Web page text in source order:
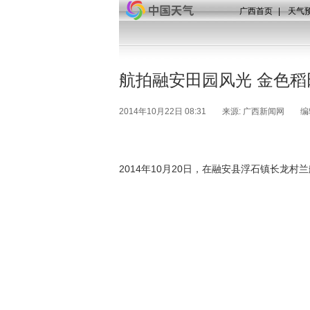
广西首页 | 天气
航拍融安田园风光 金色
2014年10月22日 08:31 来源: 广西新闻网 编
2014年10月20日，在融安县浮石镇长龙村